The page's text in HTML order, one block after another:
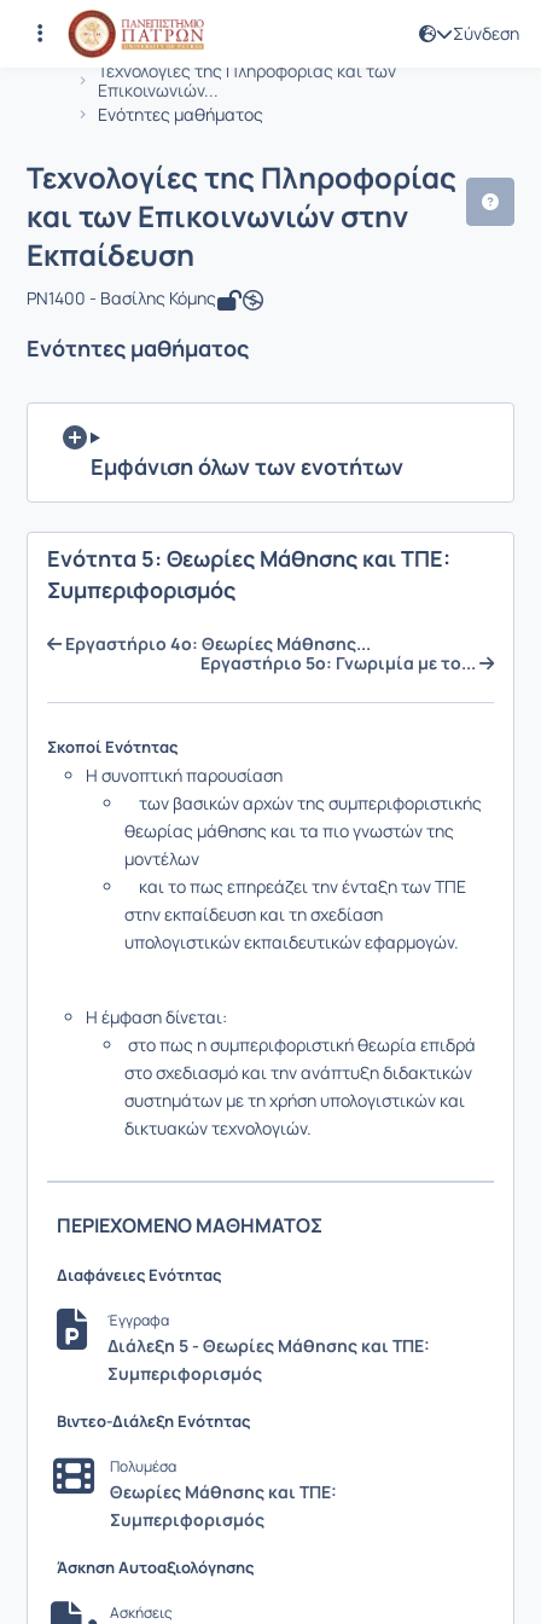
Σύνδεση
Αρχική Σελίδα
Τεχνολογίες της Πληροφορίας και των
Επικοινωνιών...
Ενότητες μαθήματος
Μάθημα : Τεχνολογίες της
Κωδικός : PN1400
Τεχνολογίες της Πληροφορίας
και των Επικοινωνιών στην
Εκπαίδευση
PN1400 - Βασίλης Κόμης
Ενότητες μαθήματος
Εμφάνιση όλων των ενοτήτων
Ενότητα 5: Θεωρίες Μάθησης και ΤΠΕ:
Συμπεριφορισμός
Εργαστήριο 4ο: Θεωρίες Μάθησης...
Εργαστήριο 5ο: Γνωριμία με το...
Σκοποί Ενότητας
Η συνοπτική παρουσίαση
των βασικών αρχών της συμπεριφοριστικής
θεωρίας μάθησης και τα πιο γνωστών της
μοντέλων
και το πως επηρεάζει την ένταξη των ΤΠΕ
στην εκπαίδευση και τη σχεδίαση
υπολογιστικών εκπαιδευτικών εφαρμογών.
Η έμφαση δίνεται:
στο πως η συμπεριφοριστική θεωρία επιδρά
στο σχεδιασμό και την ανάπτυξη διδακτικών
συστημάτων με τη χρήση υπολογιστικών και
δικτυακών τεχνολογιών.
ΠΕΡΙΕΧΟΜΕΝΟ ΜΑΘΗΜΑΤΟΣ
Διαφάνειες Ενότητας
Έγγραφα
Διάλεξη 5 - Θεωρίες Μάθησης και ΤΠΕ:
Συμπεριφορισμός
Βιντεο-Διάλεξη Ενότητας
Πολυμέσα
Θεωρίες Μάθησης και ΤΠΕ:
Συμπεριφορισμός
Άσκηση Αυτοαξιολόγησης
Ασκήσεις